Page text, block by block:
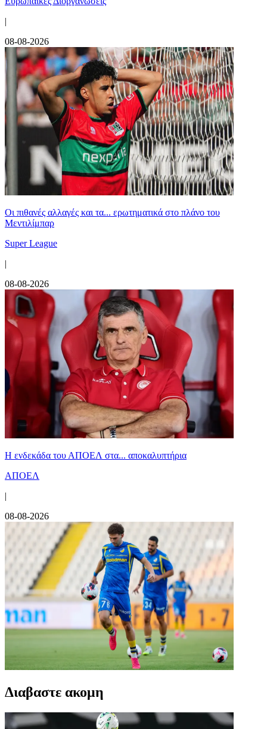
|
08-08-2026
Οι πιθανές αλλαγές και τα... ερωτηματικά στο πλάνο του
Μεντιλίμπαρ
Super League
|
08-08-2026
Η ενδεκάδα του ΑΠΟΕΛ στα... αποκαλυπτήρια
ΑΠΟΕΛ
|
08-08-2026
Διαβαστε ακομη